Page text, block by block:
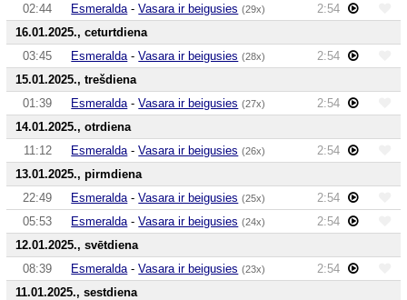
02:44
Esmeralda -Vasara ir beigusies (29x)
2:54
16.01.2025., ceturtdiena
03:45
Esmeralda -Vasara ir beigusies (28x)
2:54
15.01.2025., trešdiena
01:39
Esmeralda -Vasara ir beigusies (27x)
2:54
14.01.2025., otrdiena
11:12
Esmeralda -Vasara ir beigusies (26x)
2:54
13.01.2025., pirmdiena
22:49
Esmeralda -Vasara ir beigusies (25x)
2:54
05:53
Esmeralda -Vasara ir beigusies (24x)
2:54
12.01.2025., svētdiena
08:39
Esmeralda -Vasara ir beigusies (23x)
2:54
11.01.2025., sestdiena